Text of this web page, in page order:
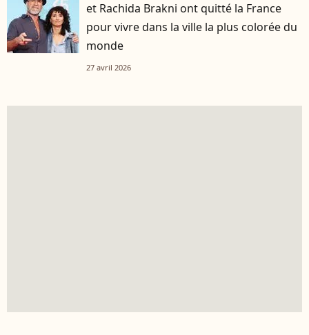
et Rachida Brakni ont quitté la France
pour vivre dans la ville la plus colorée du
monde
27 avril 2026